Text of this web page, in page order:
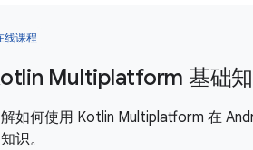
线课程
Multiplatform 基础
如何使用 Kotlin Multiplatform 在
识。